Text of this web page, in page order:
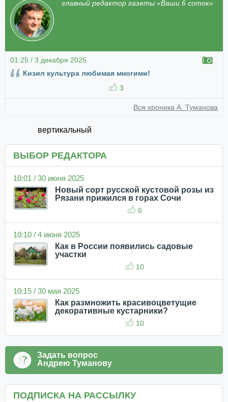
главный редактор газеты «Ваши 6 соток»
01:25 / 3 декабря 2025
Кизил культура любимая многими!
3
Вся хроника А. Туманова
вертикальный
ВЫБОР РЕДАКТОРА
10:01 / 30 июня 2025
Новый сорт русской кустовой розы из
Рязани прижился в горах Сочи
6
10:10 / 4 июня 2025
Как в России появились садовые
участки
10
10:15 / 30 мая 2025
Как размножить красивоцветущие
декоративные кустарники?
10
Задать вопрос
Андрею Туманову
ПОДПИСКА НА РАССЫЛКУ